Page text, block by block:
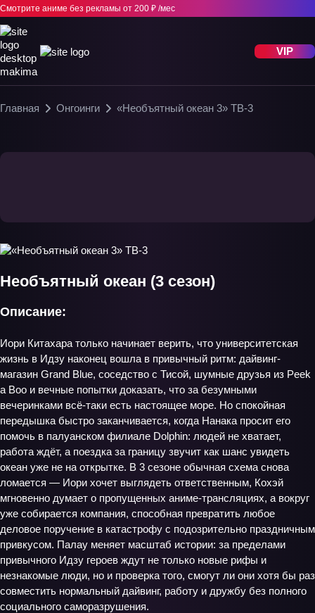
Смотрите аниме без рекламы от 200 ₽ /мес
VIP
Главная Онгоинги «Необъятный океан 3» ТВ-3
Необъятный океан (3 сезон)
Описание:
Иори Китахара только начинает верить, что университетская
жизнь в Идзу наконец вошла в привычный ритм: дайвинг-
магазин Grand Blue, соседство с Тисой, шумные друзья из Peek
a Boo и вечные попытки доказать, что за безумными
вечеринками всё-таки есть настоящее море. Но спокойная
передышка быстро заканчивается, когда Нанака просит его
помочь в палуанском филиале Dolphin: людей не хватает,
работа ждёт, а поездка за границу звучит как шанс увидеть
океан уже не на открытке. В 3 сезоне обычная схема снова
ломается — Иори хочет выглядеть ответственным, Кохэй
мгновенно думает о пропущенных аниме-трансляциях, а вокруг
уже собирается компания, способная превратить любое
деловое поручение в катастрофу с подозрительно праздничным
привкусом. Палау меняет масштаб истории: за пределами
привычного Идзу героев ждут не только новые рифы и
незнакомые люди, но и проверка того, смогут ли они хотя бы раз
совместить нормальный дайвинг, работу и дружбу без полного
социального саморазрушения.